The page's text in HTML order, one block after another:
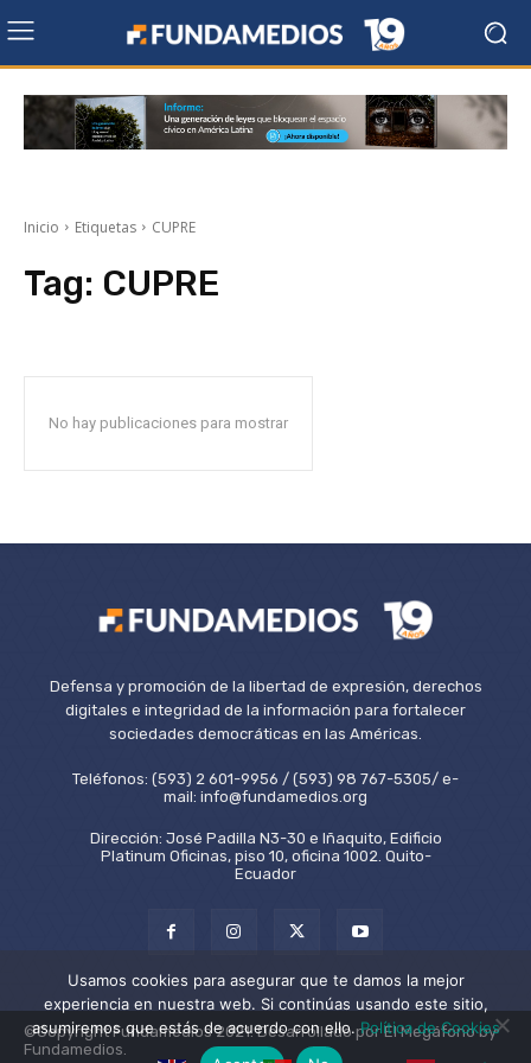
Inicio Etiquetas CUPRE
Tag: CUPRE
No hay publicaciones para mostrar
Defensa y promoción de la libertad de expresión, derechos
digitales e integridad de la información para fortalecer
sociedades democráticas en las Américas.
Teléfonos: (593) 2 601-9956 / (593) 98 767-5305/ e-
mail: info@fundamedios.org
Dirección: José Padilla N3-30 e Iñaquito, Edificio
Platinum Oficinas, piso 10, oficina 1002. Quito-
Ecuador
©Copyright Fundamedios 2021. Desarrollado por El Megáfono by
Fundamedios.
Usamos cookies para asegurar que te damos la mejor
experiencia en nuestra web. Si continúas usando este sitio,
asumiremos que estás de acuerdo con ello.Política de Cookies